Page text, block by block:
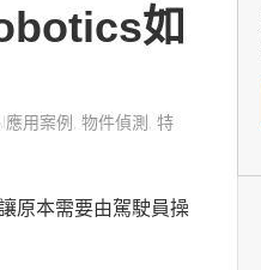
如
應用案例 物件偵測
特
原本需要由駕駛員操